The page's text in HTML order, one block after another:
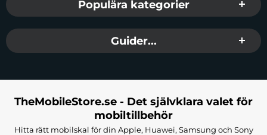
Populära kategorier
Guider...
TheMobileStore.se - Det självklara valet för
mobiltillbehör
Hitta rätt mobilskal för din Apple, Huawei, Samsung och Sony